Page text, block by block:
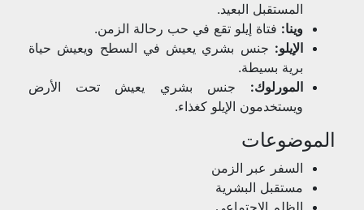
المستقبل البعيد.
وينا: فتاة إيلو تقع في حب رحالة الزمن.
الإيلو: جنس بشري يعيش في السطح ويعيش حياة
برية بسيطة.
المورلوك: جنس بشري يعيش تحت الأرض
ويستخدمون الإيلو كغذاء.
الموضوعات
السفر عبر الزمن
مستقبل البشرية